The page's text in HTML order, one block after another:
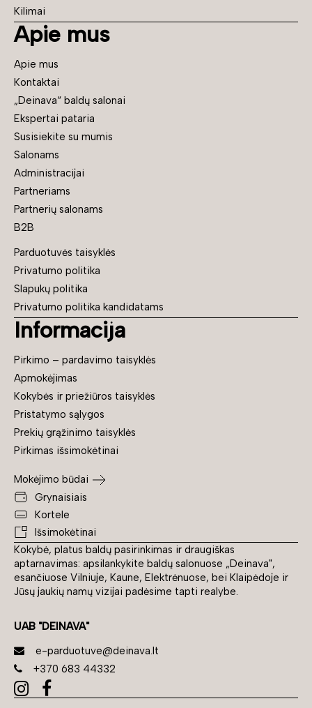
Kokybė, platus baldų pasirinkimas ir draugiškas
aptarnavimas: apsilankykite baldų salonuose „Deinava",
esančiuose Vilniuje, Kaune, Elektrėnuose, bei Klaipėdoje ir
Jūsų jaukių namų vizijai padėsime tapti realybe.
UAB "DEINAVA"
e-parduotuve@deinava.lt
+370 683 44332
Kilimai
Apie mus
Apie mus
Kontaktai
„Deinava“ baldų salonai
Ekspertai pataria
Susisiekite su mumis
Salonams
Administracijai
Partneriams
Partnerių salonams
B2B
Parduotuvės taisyklės
Privatumo politika
Slapukų politika
Privatumo politika kandidatams
Informacija
Pirkimo – pardavimo taisyklės
Apmokėjimas
Kokybės ir priežiūros taisyklės
Pristatymo sąlygos
Prekių grąžinimo taisyklės
Pirkimas išsimokėtinai
Mokėjimo būdai
Grynaisiais
Kortele
Išsimokėtinai